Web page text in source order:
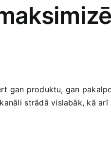
gan produktu, gan
strādā vislabāk, kā arī